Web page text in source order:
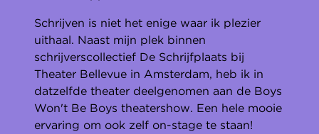
Schrijven is niet het enige waar ik plezier
uithaal. Naast mijn plek binnen
schrijverscollectief De Schrijfplaats bij
Theater Bellevue in Amsterdam, heb ik in
datzelfde theater deelgenomen aan de Boys
Won't Be Boys theatershow. Een hele mooie
ervaring om ook zelf on-stage te staan!